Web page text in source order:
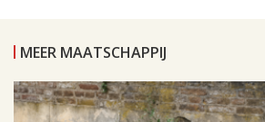
MEER MAATSCHAPPIJ